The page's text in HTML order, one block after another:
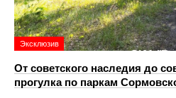
Эксклюзив
От советского наследия до
прогулка по паркам